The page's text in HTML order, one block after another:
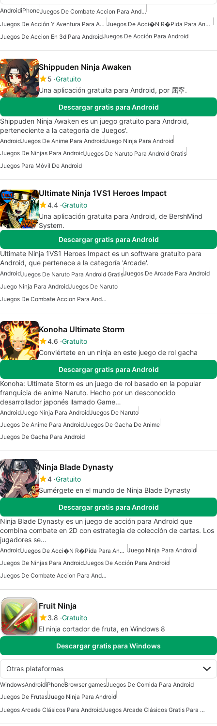
AndroidiPhone
Juegos De Combate Accion Para Android
Juegos De Acción Y Aventura Para Android
Juegos De Acci�n R�pida Para Android
Juegos De Accion En 3d Para AndroidJuegos De Acción Para Android
Shippuden Ninja Awaken
5 Gratuito
Una aplicación gratuita para Android, por 屈寧.
Descargar gratis para Android
Shippuden Ninja Awaken es un juego gratuito para Android,
perteneciente a la categoría de 'Juegos'.
AndroidJuegos De Anime Para AndroidJuego Ninja Para Android
Juegos De Ninjas Para AndroidJuegos De Naruto Para Android Gratis
Juegos Para Móvil De Android
Ultimate Ninja 1VS1 Heroes Impact
4.4 Gratuito
Una aplicación gratuita para Android, de BershMind
System.
Descargar gratis para Android
Ultimate Ninja 1VS1 Heroes Impact es un software gratuito para
Android, que pertenece a la categoría 'Arcade'.
AndroidJuegos De Naruto Para Android GratisJuegos De Arcade Para Android
Juego Ninja Para AndroidJuegos De Naruto
Juegos De Combate Accion Para Android
Konoha Ultimate Storm
4.6 Gratuito
Conviértete en un ninja en este juego de rol gacha
Descargar gratis para Android
Konoha: Ultimate Storm es un juego de rol basado en la popular
franquicia de anime Naruto. Hecho por un desconocido
desarrollador japonés llamado Game…
AndroidJuego Ninja Para AndroidJuegos De Naruto
Juegos De Anime Para AndroidJuegos De Gacha De Anime
Juegos De Gacha Para Android
Ninja Blade Dynasty
4 Gratuito
Sumérgete en el mundo de Ninja Blade Dynasty
Descargar gratis para Android
Ninja Blade Dynasty es un juego de acción para Android que
combina combate en 2D con estrategia de colección de cartas. Los
jugadores se…
Android Juegos De Acci�n R�pida Para Android Juego Ninja Para Android
Juegos De Ninjas Para AndroidJuegos De Acción Para Android
Juegos De Combate Accion Para Android
Fruit Ninja
3.8 Gratuito
El ninja cortador de fruta, en Windows 8
Descargar gratis para Windows
Otras plataformas
WindowsAndroidiPhoneBrowser gamesJuegos De Comida Para Android
Juegos De FrutasJuego Ninja Para Android
Juegos Arcade Clásicos Para Android
Juegos Arcade Clásicos Gratis Para Android